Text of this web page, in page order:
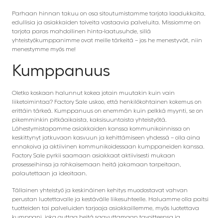
Parhaan hinnan takuu on osa sitoutumistamme tarjota laadukkaita,
edullisia ja asiakkaiden toiveita vastaavia palveluita. Missiomme on
tarjota paras mahdollinen hinta-laatusuhde, sillä
yhteistyökumppanimme ovat meille tärkeitä – jos he menestyvät, niin
menestymme myös me!
Kumppanuus
Oletko koskaan halunnut kokea jotain muutakin kuin vain
liiketoimintaa? Factory Sale uskoo, että henkilökohtainen kokemus on
erittäin tärkeä. Kumppanuus on enemmän kuin pelkkä myynti, se on
pikemminkin pitkäaikaista, kaksisuuntaista yhteistyötä.
Lähestymistapamme asiakkaiden kanssa kommunikoinnissa on
keskittynyt jatkuvaan kasvuun ja kehittämiseen yhdessä – olla aina
ennakoiva ja aktiivinen kommunikoidessaan kumppaneiden kanssa.
Factory Sale pyrkii saamaan asiakkaat aktiivisesti mukaan
prosesseihinsa ja rohkaisemaan heitä jakamaan tarpeitaan,
palautettaan ja ideoitaan.
Tällainen yhteistyö ja keskinäinen kehitys muodostavat vahvan
perustan luotettavalle ja kestävälle liikesuhteelle. Haluamme olla paitsi
tuotteiden tai palveluiden tarjoaja asiakkaillemme, myös luotettava